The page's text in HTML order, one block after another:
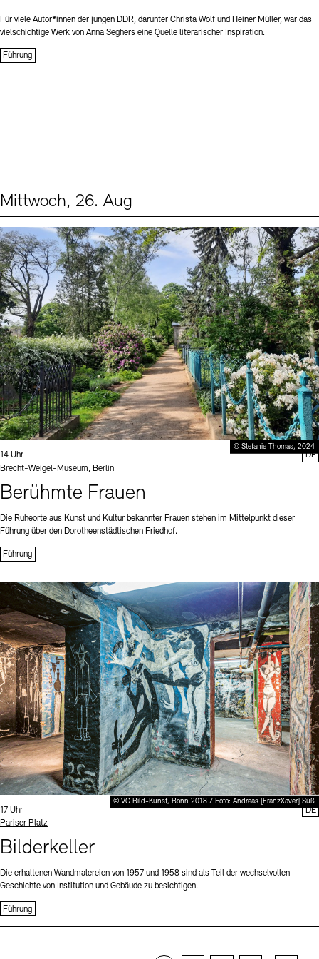
Für viele Autor*innen der jungen DDR, darunter Christa Wolf und Heiner Müller, war das
vielschichtige Werk von Anna Seghers eine Quelle literarischer Inspiration.
Führung
Mittwoch, 26. Aug
© Stefanie Thomas, 2024
Uhrzeit:
14 Uhr
Standort
Brecht-Weigel-Museum, Berlin
Berühmte Frauen
Die Ruheorte aus Kunst und Kultur bekannter Frauen stehen im Mittelpunkt dieser
Führung über den Dorotheenstädtischen Friedhof.
Führung
DE
© VG Bild-Kunst, Bonn 2018 / Foto: Andreas [FranzXaver] Süß
Uhrzeit:
17 Uhr
Standort
Pariser Platz
Bilderkeller
Die erhaltenen Wandmalereien von 1957 und 1958 sind als Teil der wechselvollen
Geschichte von Institution und Gebäude zu besichtigen.
Führung
DE